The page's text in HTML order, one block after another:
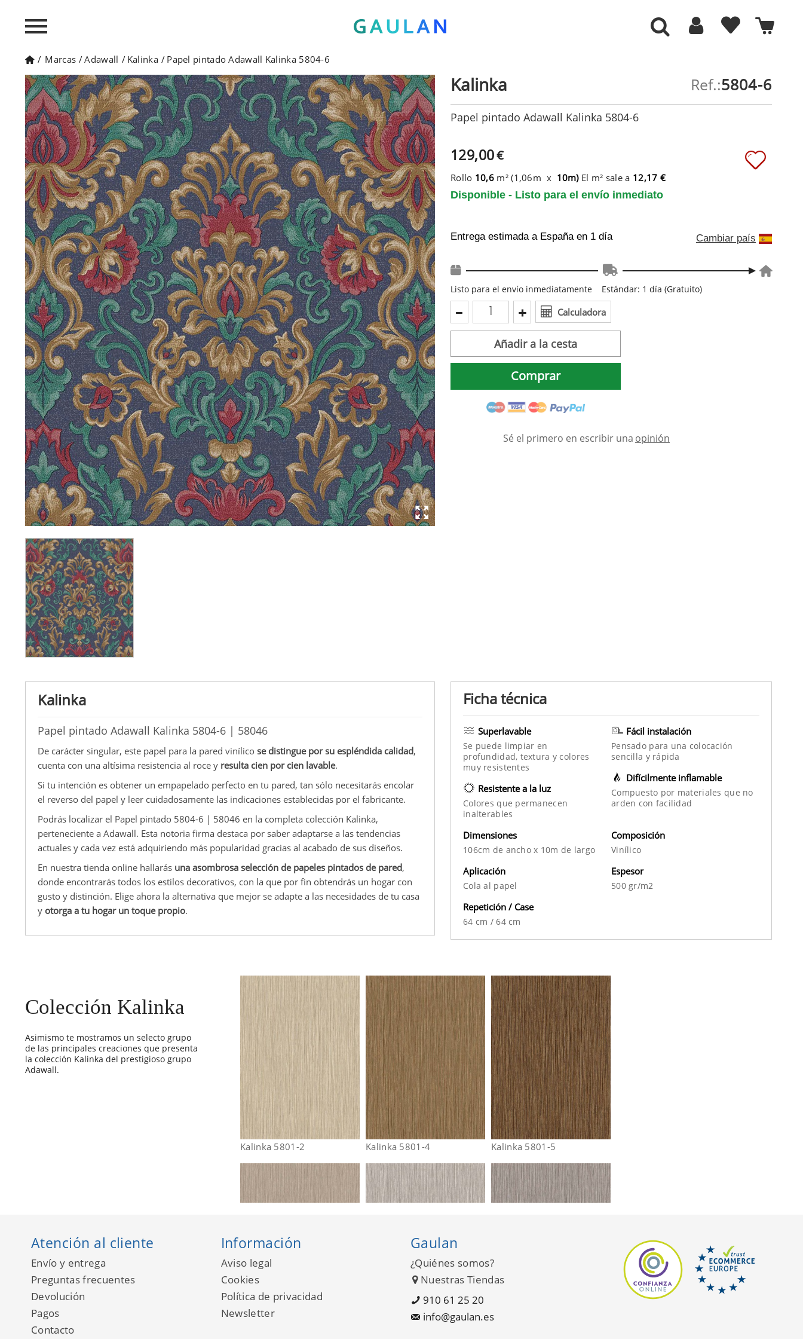
/ Marcas /Adawall / Kalinka / Papel pintado Adawall Kalinka 5804-6
Kalinka
Papel pintado Adawall Kalinka 5804-6 | 58046
De carácter singular, este papel para la pared vinílico se distingue por su espléndida calidad,
cuenta con una altísima resistencia al roce y resulta cien por cien lavable.
Si tu intención es obtener un empapelado perfecto en tu pared, tan sólo necesitarás encolar
el reverso del papel y leer cuidadosamente las indicaciones establecidas por el fabricante.
Podrás localizar el Papel pintado 5804-6 | 58046 en la completa colección Kalinka,
perteneciente a Adawall. Esta notoria firma destaca por saber adaptarse a las tendencias
actuales y cada vez está adquiriendo más popularidad gracias al acabado de sus diseños.
En nuestra tienda online hallarás una asombrosa selección de papeles pintados de pared,
donde encontrarás todos los estilos decorativos, con la que por fin obtendrás un hogar con
gusto y distinción. Elige ahora la alternativa que mejor se adapte a las necesidades de tu casa
y otorga a tu hogar un toque propio.
Kalinka 5804-6
Ref.:
Papel pintado Adawall Kalinka 5804-6
129,00€
Rollo 10,6 m² (1,06m x 10m) El m² sale a 12,17 €
Disponible - Listo para el envío inmediato
Entrega estimada a España en 1 día Cambiar país
Listo para el envío inmediatamente Estándar: 1 día (Gratuito)
Calculadora
Añadir a la cesta
Comprar
Sé el primero en escribir una opinión
Ficha técnica
Superlavable
Se puede limpiar en
profundidad, textura y colores
muy resistentes
Resistente a la luz
Colores que permanecen
inalterables
Fácil instalación
Pensado para una colocación
sencilla y rápida
Difícilmente inflamable
Compuesto por materiales que no
arden con facilidad
Dimensiones
106cm de ancho x 10m de largo
Aplicación
Cola al papel
Repetición / Case
64 cm /64 cm
Composición
Vinílico
Espesor
500 gr/m2
Colección Kalinka
Asimismo te mostramos un selecto grupo
de las principales creaciones que presenta
la colección Kalinka del prestigioso grupo
Adawall.
Kalinka 5801-2 Kalinka 5801-4 Kalinka 5801-5
Atención al cliente
Envío y entrega
Preguntas frecuentes
Devolución
Pagos
Contacto
Información
Aviso legal
Cookies
Política de privacidad
Newsletter
Gaulan
¿Quiénes somos?
Nuestras Tiendas
910 61 25 20
info@gaulan.es